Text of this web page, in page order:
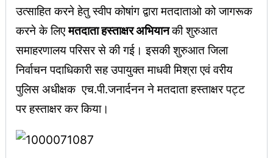
उत्साहित करने हेतु स्वीप कोषांग द्वारा मतदाताओ को जागरूक
करने के लिएमतदाता हस्ताक्षर अभियानकी शुरुआत
समाहरणालय परिसर से की गई। इसकी शुरुआत जिला
निर्वाचन पदाधिकारी सह उपायुक्त माधवी मिश्रा एवं वरीय
पुलिस अधीक्षक एच.पी.जनार्दनन ने मतदाता हस्ताक्षर पट्ट
पर हस्ताक्षर कर किया।